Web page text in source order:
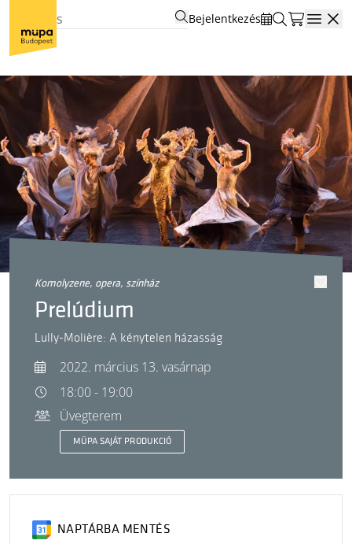
Bejelentkezés
komolyzene, opera, színház
Prelúdium
Lully-Molière: A kénytelen házasság
2022. március 13. vasárnap
18:00 - 19:00
Üvegterem
MÜPA SAJÁT PRODUKCIÓ
NAPTÁRBA MENTÉS